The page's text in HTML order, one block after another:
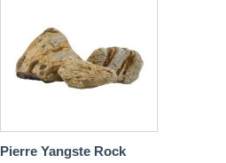
Pierre Yangste Rock